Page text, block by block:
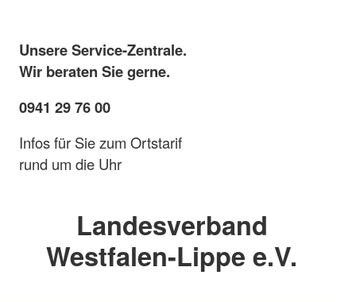
Unsere Service-Zentrale.
Wir beraten Sie gerne.
0941 29 76 00
Infos für Sie zum Ortstarif
rund um die Uhr
Landesverband
Westfalen-Lippe e.V.